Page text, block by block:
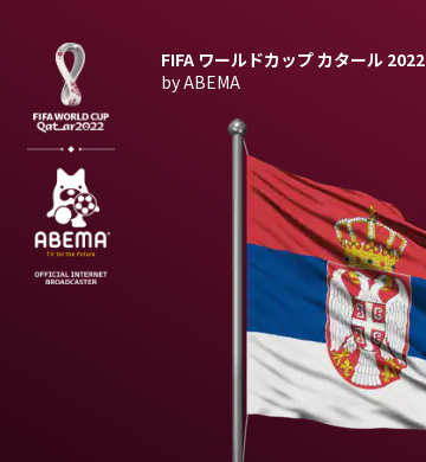
FIFA ワールドカップ カタール 2022
by ABEMA